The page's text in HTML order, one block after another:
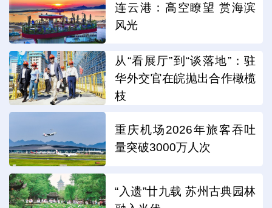
连云港：高空瞭望 赏海滨
风光
从“看展厅”到“谈落地”：驻
华外交官在皖抛出合作橄榄
枝
重庆机场2026年旅客吞吐
量突破3000万人次
“入遗”廿九载 苏州古典园林